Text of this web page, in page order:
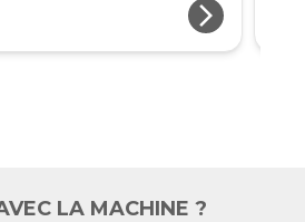
arrow_forward_ios
LA MACHINE ?